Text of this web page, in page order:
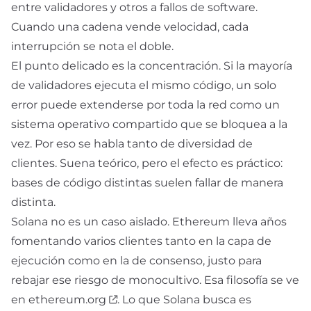
entre validadores y otros a fallos de software.
Cuando una cadena vende velocidad, cada
interrupción se nota el doble.
El punto delicado es la concentración. Si la mayoría
de validadores ejecuta el mismo código, un solo
error puede extenderse por toda la red como un
sistema operativo compartido que se bloquea a la
vez. Por eso se habla tanto de diversidad de
clientes. Suena teórico, pero el efecto es práctico:
bases de código distintas suelen fallar de manera
distinta.
Solana no es un caso aislado. Ethereum lleva años
fomentando varios clientes tanto en la capa de
ejecución como en la de consenso, justo para
rebajar ese riesgo de monocultivo. Esa filosofía se ve
en ethereum.org
. Lo que Solana busca es